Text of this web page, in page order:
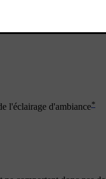
l'éclairage d'ambiance*